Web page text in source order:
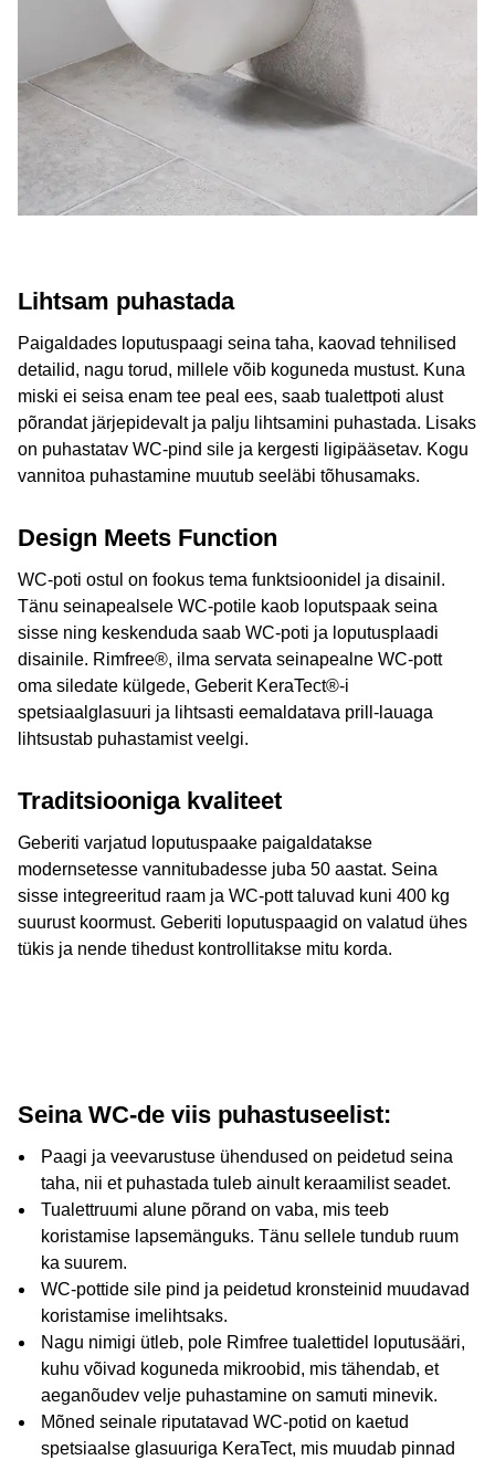
Lihtsam puhastada
Paigaldades loputuspaagi seina taha, kaovad tehnilised
detailid, nagu torud, millele võib koguneda mustust. Kuna
miski ei seisa enam tee peal ees, saab tualettpoti alust
põrandat järjepidevalt ja palju lihtsamini puhastada. Lisaks
on puhastatav WC-pind sile ja kergesti ligipääsetav. Kogu
vannitoa puhastamine muutub seeläbi tõhusamaks.
Design Meets Function
WC-poti ostul on fookus tema funktsioonidel ja disainil.
Tänu seinapealsele WC-potile kaob loputspaak seina
sisse ning keskenduda saab WC-poti ja loputusplaadi
disainile. Rimfree®, ilma servata seinapealne WC-pott
oma siledate külgede, Geberit KeraTect®-i
spetsiaalglasuuri ja lihtsasti eemaldatava prill-lauaga
lihtsustab puhastamist veelgi.
Traditsiooniga kvaliteet
Geberiti varjatud loputuspaake paigaldatakse
modernsetesse vannitubadesse juba 50 aastat. Seina
sisse integreeritud raam ja WC-pott taluvad kuni 400 kg
suurust koormust. Geberiti loputuspaagid on valatud ühes
tükis ja nende tihedust kontrollitakse mitu korda.
Seina WC-de viis puhastuseelist:
Paagi ja veevarustuse ühendused on peidetud seina
taha, nii et puhastada tuleb ainult keraamilist seadet.
Tualettruumi alune põrand on vaba, mis teeb
koristamise lapsemänguks. Tänu sellele tundub ruum
ka suurem.
WC-pottide sile pind ja peidetud kronsteinid muudavad
koristamise imelihtsaks.
Nagu nimigi ütleb, pole Rimfree tualettidel loputusääri,
kuhu võivad koguneda mikroobid, mis tähendab, et
aeganõudev velje puhastamine on samuti minevik.
Mõned seinale riputatavad WC-potid on kaetud
spetsiaalse glasuuriga KeraTect, mis muudab pinnad